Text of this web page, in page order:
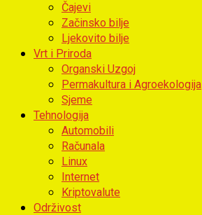
Čajevi
Začinsko bilje
Ljekovito bilje
Vrt i Priroda
Organski Uzgoj
Permakultura i Agroekologija
Sjeme
Tehnologija
Automobili
Računala
Linux
Internet
Kriptovalute
Održivost